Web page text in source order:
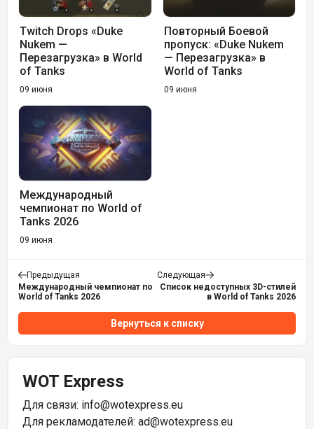
Twitch Drops «Duke
Nukem —
Перезагрузка» в World
of Tanks
09 июня
Повторный Боевой
пропуск: «Duke Nukem
— Перезагрузка» в
World of Tanks
09 июня
Международный
чемпионат по World of
Tanks 2026
09 июня
Предыдущая
Международный чемпионат по
World of Tanks 2026
Следующая
Список недоступных 3D-стилей
в World of Tanks 2026
Вернуться к списку
WOT Express
Для связи: info@wotexpress.eu
Для рекламодателей: ad@wotexpress.eu